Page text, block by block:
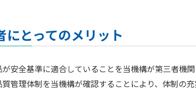
にとってのメリット
安全基準に適合していることを当機構が第三者機
管理体制を当機構が確認することにより、体制の